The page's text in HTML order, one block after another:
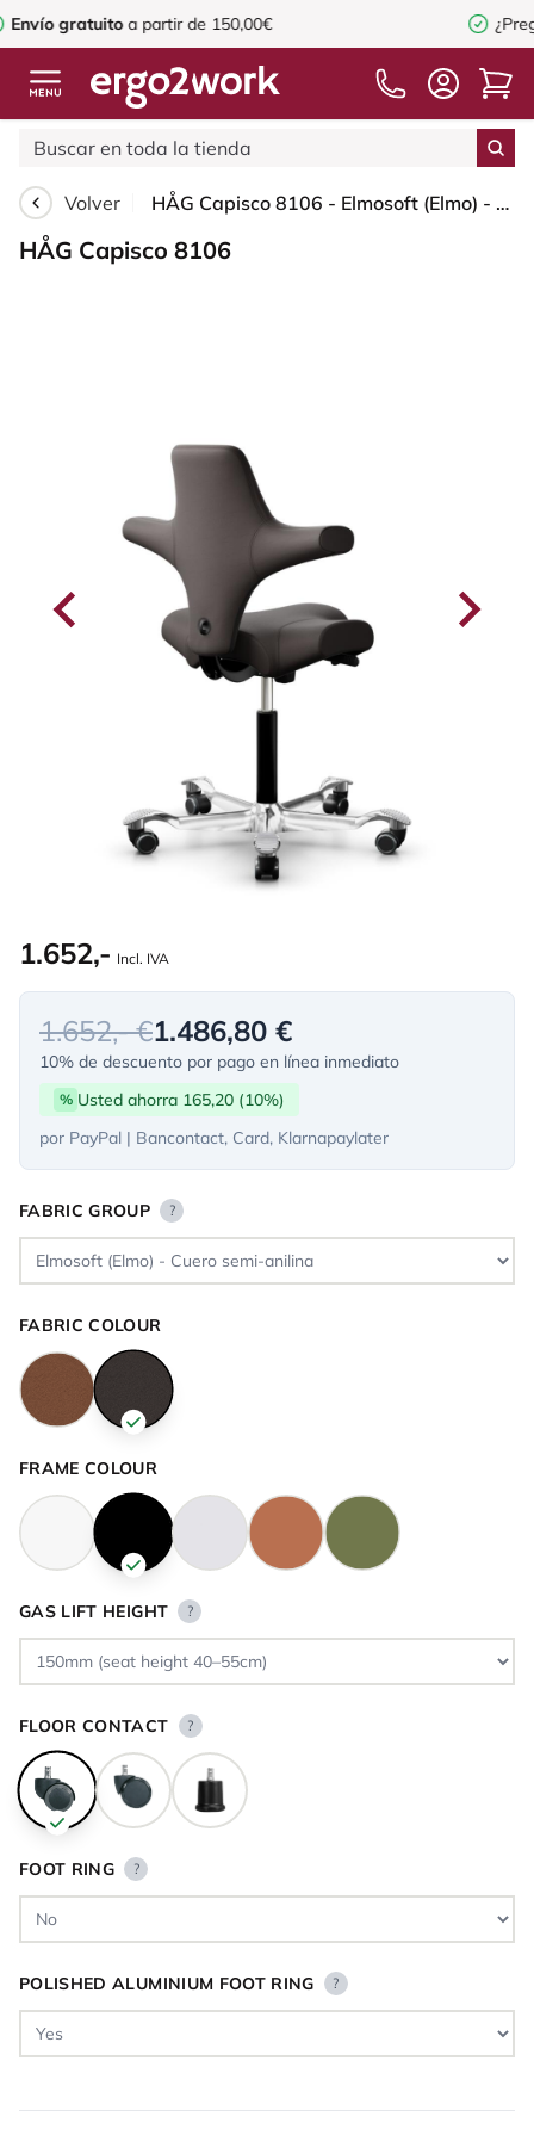
de 150,00€ ¿Preguntas o consejos?
Volver HÅG Capisco 8106 - Elmosoft (Elmo) - Cuero semi-anilina - EL93068 - Dark brown - Black - 150mm (seat height 40–55cm) - Soft castors for hard floors
HÅG Capisco 8106
1.652,- Incl. IVA
1.652,- €1.486,80 €
10% de descuento por pago en línea inmediato
% Usted ahorra 165,20 (10%)
por PayPal | Bancontact, Card, Klarnapaylater
FABRIC GROUP ?
FABRIC COLOUR
FRAME COLOUR
GAS LIFT HEIGHT ?
FLOOR CONTACT ?
FOOT RING ?
POLISHED ALUMINIUM FOOT RING ?